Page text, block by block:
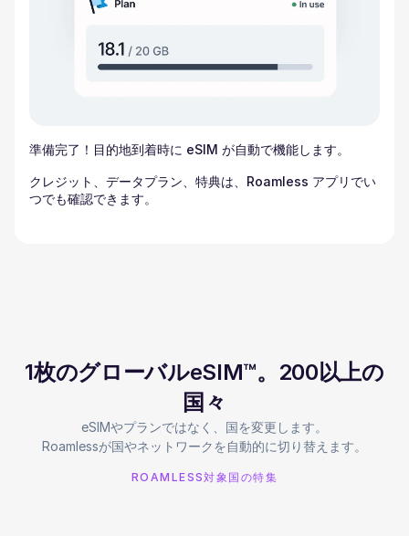
準備完了！目的地到着時に eSIM が自動で機能します。
クレジット、データプラン、特典は、Roamless アプリでい
つでも確認できます。
1枚のグローバルeSIM™。200以上の
国々
eSIMやプランではなく、国を変更します。
Roamlessが国やネットワークを自動的に切り替えます。
ROAMLESS対象国の特集